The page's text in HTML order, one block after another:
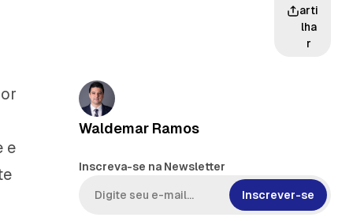
arti
lha
r
e
Waldemar Ramos
Inscreva-se na Newsletter
Inscrever-se